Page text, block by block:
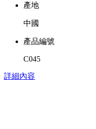
產地
中國
產品編號
C045
詳細內容